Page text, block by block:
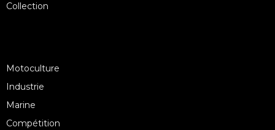
Collection
Motoculture
Industrie
Marine
Compétition